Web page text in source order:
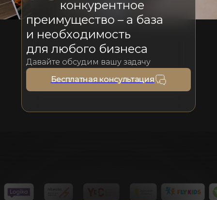
конкурентное
преимущество – а база
и необходимость
для любого бизнеса
Давайте обсудим вашу задачу
Бесплатная консультация